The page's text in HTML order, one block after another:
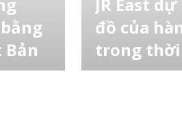
và một
đồ của
trong thời
vận hội
Công ty Đường sắt